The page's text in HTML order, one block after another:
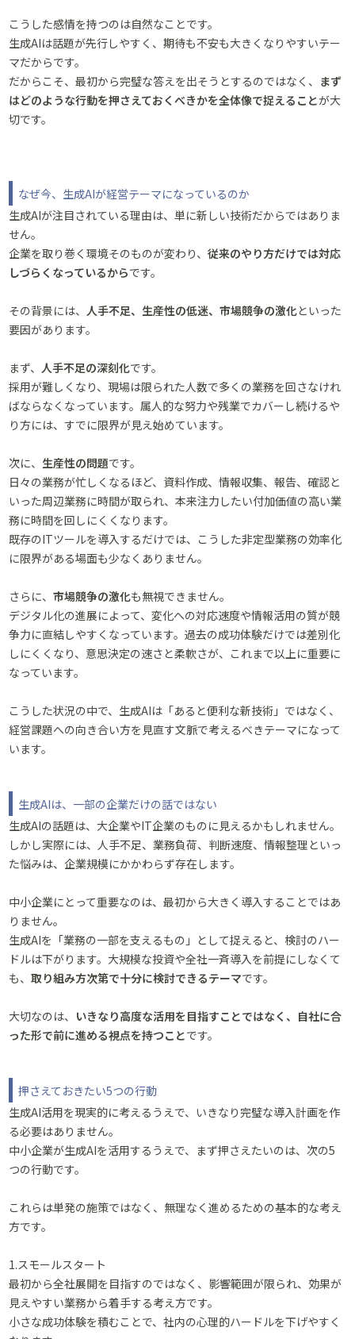
こうした感情を持つのは自然なことです。
生成AIは話題が先行しやすく、期待も不安も大きくなりやすいテー
マだからです。
だからこそ、最初から完璧な答えを出そうとするのではなく、 まず
はどのような行動を押さえておくべきかを全体像で捉えることが大
切です。
なぜ今、生成AIが経営テーマになっているのか
生成AIが注目されている理由は、単に新しい技術だからではありま
せん。
企業を取り巻く環境そのものが変わり、従来のやり方だけでは対応
しづらくなっているからです。
その背景には、人手不足、生産性の低迷、市場競争の激化といった
要因があります。
まず、人手不足の深刻化です。
採用が難しくなり、現場は限られた人数で多くの業務を回さなけれ
ばならなくなっています。属人的な努力や残業でカバーし続けるや
り方には、すでに限界が見え始めています。
次に、 生産性の問題です。
日々の業務が忙しくなるほど、資料作成、情報収集、報告、確認と
いった周辺業務に時間が取られ、本来注力したい付加価値の高い業
務に時間を回しにくくなります。
既存のITツールを導入するだけでは、こうした非定型業務の効率化
に限界がある場面も少なくありません。
さらに、市場競争の激化も無視できません。
デジタル化の進展によって、変化への対応速度や情報活用の質が競
争力に直結しやすくなっています。過去の成功体験だけでは差別化
しにくくなり、意思決定の速さと柔軟さが、これまで以上に重要に
なっています。
こうした状況の中で、生成AIは「あると便利な新技術」ではなく、
経営課題への向き合い方を見直す文脈で考えるべきテーマになって
います。
生成AIは、一部の企業だけの話ではない
生成AIの話題は、大企業やIT企業のものに見えるかもしれません。
しかし実際には、人手不足、業務負荷、判断速度、情報整理といっ
た悩みは、企業規模にかかわらず存在します。
中小企業にとって重要なのは、最初から大きく導入することではあ
りません。
生成AIを「業務の一部を支えるもの」として捉えると、検討のハー
ドルは下がります。大規模な投資や全社一斉導入を前提にしなくて
も、取り組み方次第で十分に検討できるテーマです。
大切なのは、 いきなり高度な活用を目指すことではなく、自社に合
った形で前に進める視点を持つことです。
押さえておきたい5つの行動
生成AI活用を現実的に考えるうえで、いきなり完璧な導入計画を作
る必要はありません。
中小企業が生成AIを活用するうえで、まず押さえたいのは、次の5
つの行動です。
これらは単発の施策ではなく、無理なく進めるための基本的な考え
方です。
1.スモールスタート
最初から全社展開を目指すのではなく、影響範囲が限られ、効果が
見えやすい業務から着手する考え方です。
小さな成功体験を積むことで、社内の心理的ハードルを下げやすく